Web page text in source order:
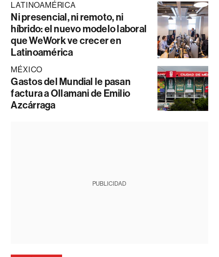
LATINOAMÉRICA
Ni presencial, ni remoto, ni
híbrido: el nuevo modelo laboral
que WeWork ve crecer en
Latinoamérica
MÉXICO
Gastos del Mundial le pasan
factura a Ollamani de Emilio
Azcárraga
PUBLICIDAD